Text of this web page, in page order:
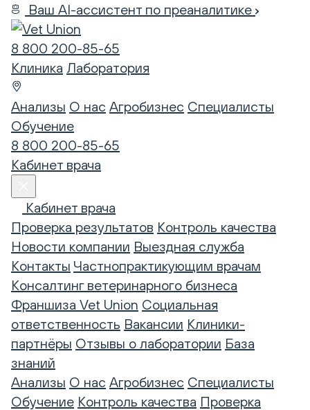
Ваш AI-ассистент по преаналитике
8 800 200-85-65
Клиника Лаборатория
Анализы О нас Агробизнес Специалисты
Обучение
8 800 200-85-65
Кабинет врача
Кабинет врача
Проверка результатов Контроль качества
Новости компании Выездная служба
Контакты Частнопрактикующим врачам
Консалтинг ветеринарного бизнеса
Франшиза Vet Union Социальная
ответственность Вакансии Клиники-
партнёры Отзывы о лаборатории База
знаний
Анализы О нас Агробизнес Специалисты
Обучение Контроль качества Проверка